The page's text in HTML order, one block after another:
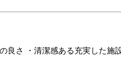
さ ・清潔感ある充実した